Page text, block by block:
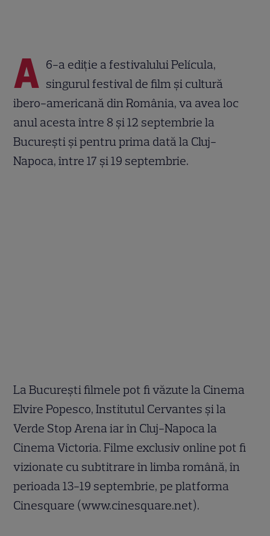
A 6-a ediție a festivalului Película,
singurul festival de film și cultură
ibero-americană din România, va avea loc
anul acesta între 8 și 12 septembrie la
București și pentru prima dată la Cluj-
Napoca, între 17 și 19 septembrie.
La București filmele pot fi văzute la Cinema
Elvire Popesco, Institutul Cervantes și la
Verde Stop Arena iar în Cluj-Napoca la
Cinema Victoria. Filme exclusiv online pot fi
vizionate cu subtitrare în limba română, în
perioada 13-19 septembrie, pe platforma
Cinesquare (www.cinesquare.net).